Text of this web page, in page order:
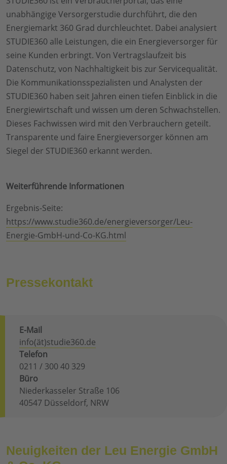
unabhängige Versorgerstudie durchführt, die den
Energiemarkt 360 Grad durchleuchtet. Dabei analysiert
STUDIE360 alle Leistungen, die ein Energieversorger für
seine Kunden erbringt. Von Vertragslaufzeit bis
Datenschutz, von Nachhaltigkeit bis zur Servicequalität.
Die Kommunikationsspezialisten und Analysten der
STUDIE360 haben seit Jahren einen tiefen Einblick in die
Energiewirtschaft und wissen um deren Schwachstellen.
Dieses Fachwissen wird mit den Verbrauchern geteilt.
Transparente und faire Energieversorger können am
Siegel der STUDIE360 erkannt werden.
Weiterführende Informationen
Ergebnis-Seite:
https://www.studie360.de/energieversorger/Leu-
Energie-GmbH-und-Co-KG.html
Pressekontakt
E-Mail
info(ät)studie360.de
Telefon
0211 / 300 40 329
Büro
Niederkasseler Straße 106
40547 Düsseldorf, NRW
Neuigkeiten der Leu Energie GmbH